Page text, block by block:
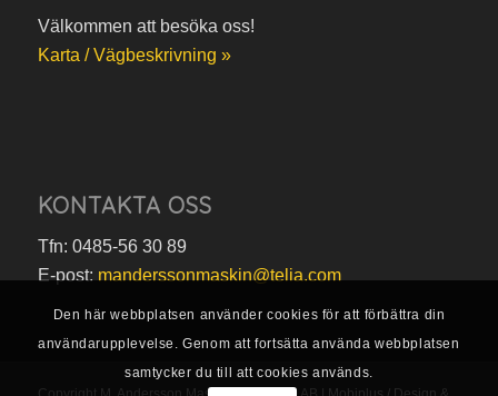
Välkommen att besöka oss!
Karta / Vägbeskrivning »
KONTAKTA OSS
Tfn: 0485-56 30 89
E-post: manderssonmaskin@telia.com
Den här webbplatsen använder cookies för att förbättra din
användarupplevelse. Genom att fortsätta använda webbplatsen
samtycker du till att cookies används.